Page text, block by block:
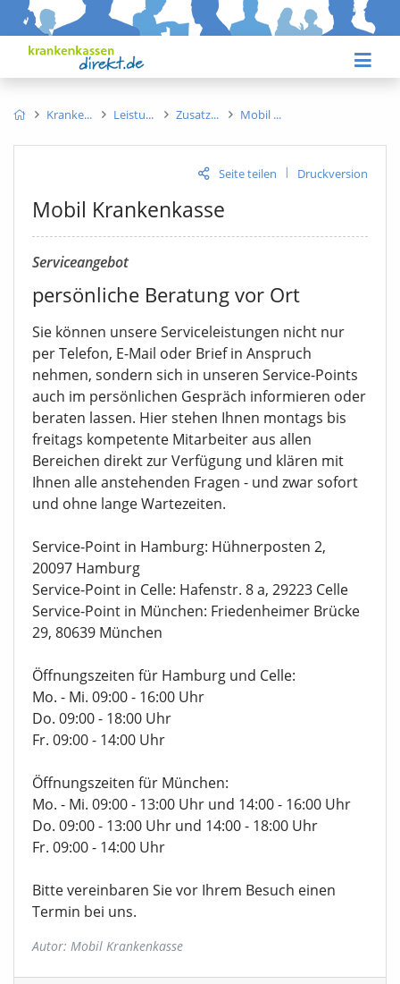
Kranke Leistu Zusatz Mobil
Seite teilen | Druckversion
Mobil Krankenkasse
Serviceangebot
persönliche Beratung vor Ort
Sie können unsere Serviceleistungen nicht nur
per Telefon, E-Mail oder Brief in Anspruch
nehmen, sondern sich in unseren Service-Points
auch im persönlichen Gespräch informieren oder
beraten lassen. Hier stehen Ihnen montags bis
freitags kompetente Mitarbeiter aus allen
Bereichen direkt zur Verfügung und klären mit
Ihnen alle anstehenden Fragen - und zwar sofort
und ohne lange Wartezeiten.
Service-Point in Hamburg: Hühnerposten 2,
20097 Hamburg
Service-Point in Celle: Hafenstr. 8 a, 29223 Celle
Service-Point in München: Friedenheimer Brücke
29, 80639 München
Öffnungszeiten für Hamburg und Celle:
Mo. - Mi. 09:00 - 16:00 Uhr
Do. 09:00 - 18:00 Uhr
Fr. 09:00 - 14:00 Uhr
Öffnungszeiten für München:
Mo. - Mi. 09:00 - 13:00 Uhr und 14:00 - 16:00 Uhr
Do. 09:00 - 13:00 Uhr und 14:00 - 18:00 Uhr
Fr. 09:00 - 14:00 Uhr
Bitte vereinbaren Sie vor Ihrem Besuch einen
Termin bei uns.
Autor: Mobil Krankenkasse